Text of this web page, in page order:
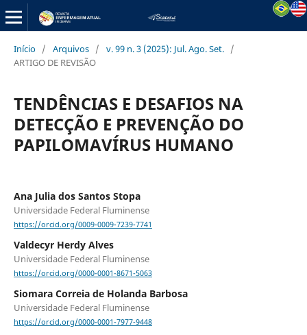
Início / Arquivos / v. 99 n. 3 (2025): Jul. Ago. Set. /
ARTIGO DE REVISÃO
TENDÊNCIAS E DESAFIOS NA
DETECÇÃO E PREVENÇÃO DO
PAPILOMAVÍRUS HUMANO
Ana Julia dos Santos Stopa
Universidade Federal Fluminense
https://orcid.org/0009-0009-7239-7741
Valdecyr Herdy Alves
Universidade Federal Fluminense
https://orcid.org/0000-0001-8671-5063
Siomara Correia de Holanda Barbosa
Universidade Federal Fluminense
https://orcid.org/0000-0001-7977-9448